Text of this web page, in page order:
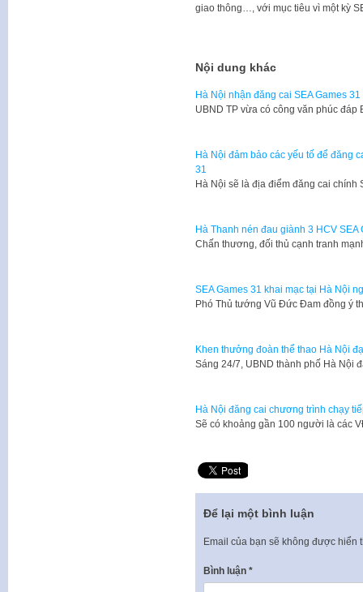
giao thông…, với mục tiêu vì một kỳ
Nội dung khác
Hà Nội nhận đăng cai SEA Games 31
UBND TP vừa có công văn phúc
Hà Nội đảm bảo các yếu tố để đăng
31
Hà Nội sẽ là địa điểm đăng cai
Hà Thanh nén đau giành 3 HCV SEA
​Chấn thương, đối thủ cạnh tranh
SEA Games 31 khai mạc tại Hà Nội
Phó Thủ tướng Vũ Đức Đam đồng ý
Khen thưởng đoàn thể thao Hà Nội
​Sáng 24/7, UBND thành phố Hà Nội
Hà Nội đăng cai chương trình chạy
Sẽ có khoảng gần 100 người là các
Để lại một bình luận
Email của bạn sẽ không được hiển
Bình luận *